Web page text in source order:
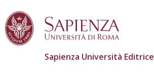
Sapienza Università Editrice